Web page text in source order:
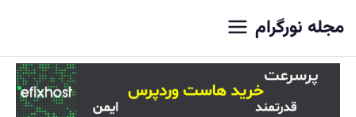
مجله نورگرام